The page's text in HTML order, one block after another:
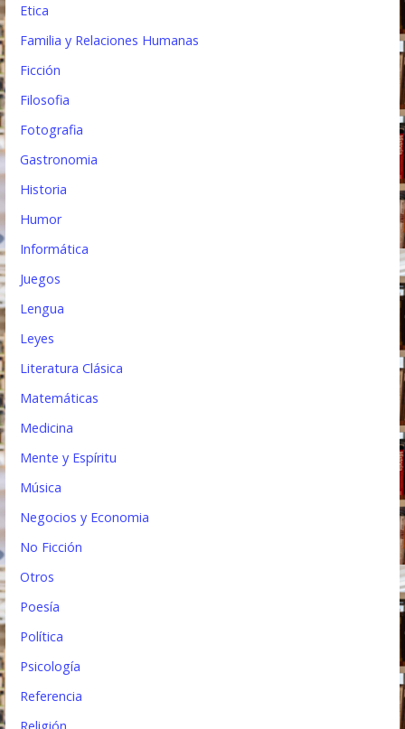
Etica
Familia y Relaciones Humanas
Ficción
Filosofia
Fotografia
Gastronomia
Historia
Humor
Informática
Juegos
Lengua
Leyes
Literatura Clásica
Matemáticas
Medicina
Mente y Espíritu
Música
Negocios y Economia
No Ficción
Otros
Poesía
Política
Psicología
Referencia